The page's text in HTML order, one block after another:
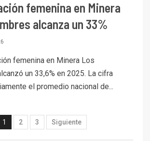
femenina en Minera
alcanza un 33%
femenina en Minera Los
un 33,6% en 2025. La cifra
el promedio nacional de...
1 2 3 Siguiente
Escondida
I+D
indicadores financieros
Codelco Ventanas prueba
transportar cátodos al Puerto
de San Antonio